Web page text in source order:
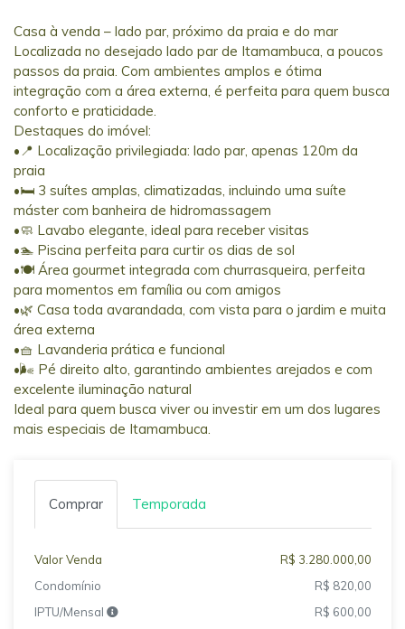
Casa à venda – lado par, próximo da praia e do mar
Localizada no desejado lado par de Itamambuca, a poucos
passos da praia. Com ambientes amplos e ótima
integração com a área externa, é perfeita para quem busca
conforto e praticidade.
Destaques do imóvel:
•📍 Localização privilegiada: lado par, apenas 120m da
praia
•🛏️ 3 suítes amplas, climatizadas, incluindo uma suíte
máster com banheira de hidromassagem
•🧼 Lavabo elegante, ideal para receber visitas
•🏊 Piscina perfeita para curtir os dias de sol
•🍽️ Área gourmet integrada com churrasqueira, perfeita
para momentos em família ou com amigos
•🌿 Casa toda avarandada, com vista para o jardim e muita
área externa
•🧺 Lavanderia prática e funcional
•🌬️ Pé direito alto, garantindo ambientes arejados e com
excelente iluminação natural
Ideal para quem busca viver ou investir em um dos lugares
mais especiais de Itamambuca.
Comprar Temporada
Valor Venda
R$ 3.280.000,00
Condomínio
R$ 820,00
IPTU/Mensal
R$ 600,00